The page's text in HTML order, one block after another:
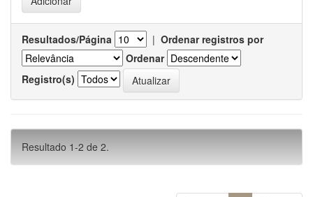
Resultados/Página | Ordenar registros por
Ordenar
Registro(s)
Resultado 1-2 de 2.